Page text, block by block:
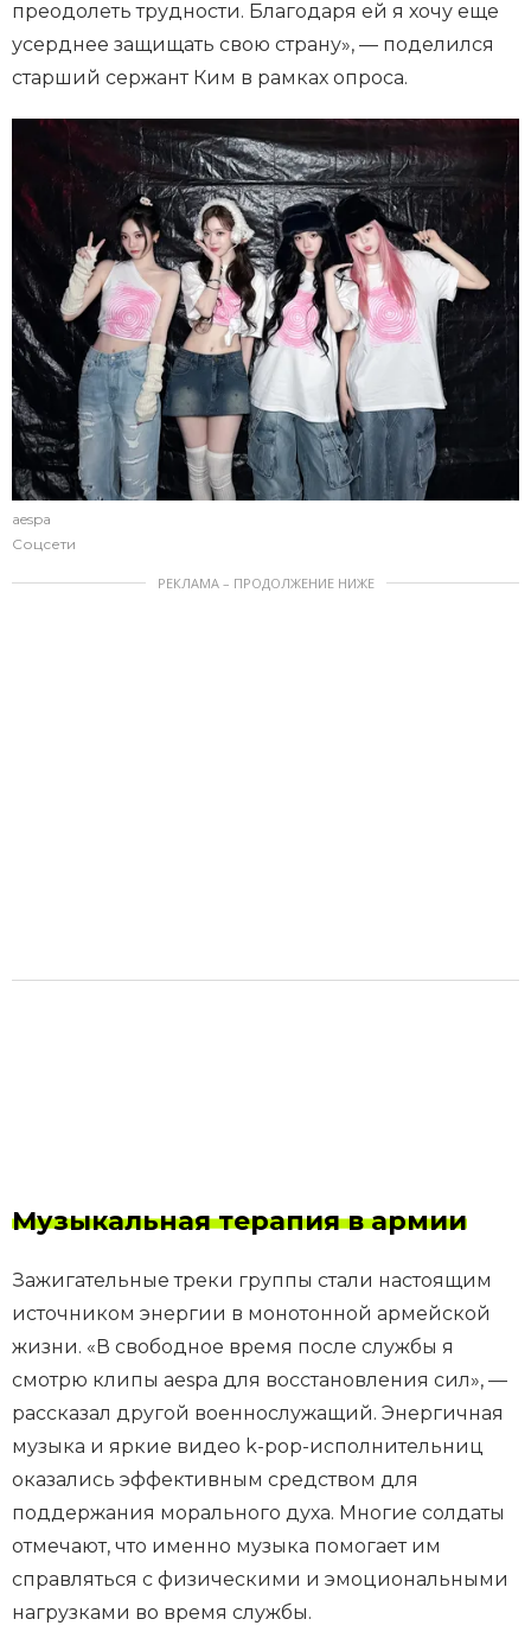
преодолеть трудности. Благодаря ей я хочу еще
усерднее защищать свою страну», — поделился
старший сержант Ким в рамках опроса.
aespa
Соцсети
РЕКЛАМА – ПРОДОЛЖЕНИЕ НИЖЕ
Музыкальная терапия в армии
Зажигательные треки группы стали настоящим
источником энергии в монотонной армейской
жизни. «В свободное время после службы я
смотрю клипы aespa для восстановления сил», —
рассказал другой военнослужащий. Энергичная
музыка и яркие видео k-pop-исполнительниц
оказались эффективным средством для
поддержания морального духа. Многие солдаты
отмечают, что именно музыка помогает им
справляться с физическими и эмоциональными
нагрузками во время службы.